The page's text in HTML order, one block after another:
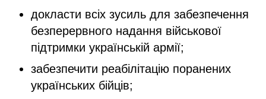
докласти всіх зусиль для забезпечення
безперервного надання військової
підтримки українській армії;
забезпечити реабілітацію поранених
українських бійців;